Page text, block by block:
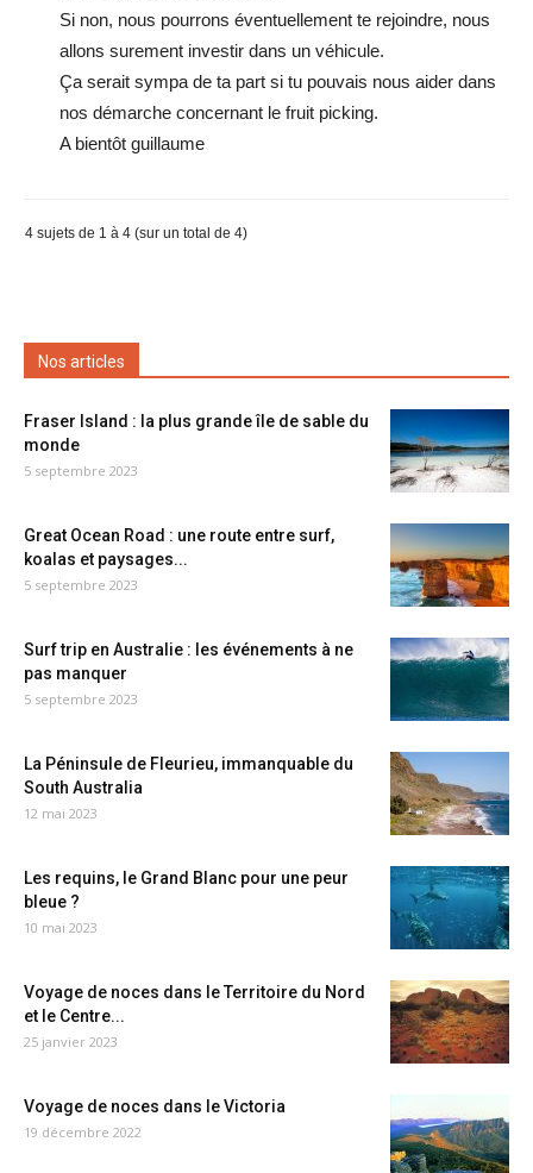
Si non, nous pourrons éventuellement te rejoindre, nous
allons surement investir dans un véhicule.
Ça serait sympa de ta part si tu pouvais nous aider dans
nos démarche concernant le fruit picking.
A bientôt guillaume
4 sujets de 1 à 4 (sur un total de 4)
Nos articles
Fraser Island : la plus grande île de sable du
monde
5 septembre 2023
Great Ocean Road : une route entre surf,
koalas et paysages...
5 septembre 2023
Surf trip en Australie : les événements à ne
pas manquer
5 septembre 2023
La Péninsule de Fleurieu, immanquable du
South Australia
12 mai 2023
Les requins, le Grand Blanc pour une peur
bleue ?
10 mai 2023
Voyage de noces dans le Territoire du Nord
et le Centre...
25 janvier 2023
Voyage de noces dans le Victoria
19 décembre 2022